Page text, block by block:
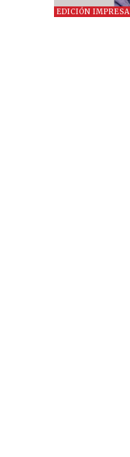
EDICIÓN IMPRESA